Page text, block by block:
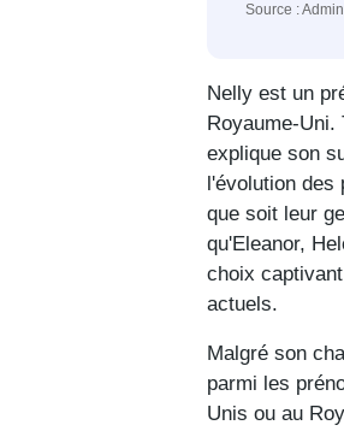
Source :
Nelly est un
Royaume-
explique son
l'évolution des
que soit leur
qu'Eleanor,
choix
actuels.
Malgré son
parmi les
Unis ou au